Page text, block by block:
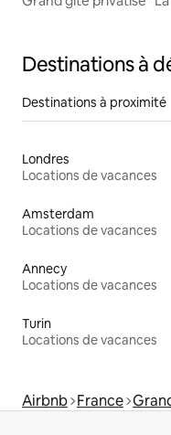
Destinations à
Destinations à proximité
Londres
Locations de vacances
Amsterdam
Locations de vacances
Annecy
Locations de vacances
Turin
Locations de vacances
Airbnb France